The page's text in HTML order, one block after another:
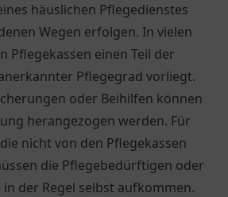
häuslichen Pflegedienstes
Wegen erfolgen. In vielen
Pflegekassen einen Teil der
Pflegegrad vorliegt.
oder Beihilfen können
herangezogen werden. Für
nicht von den Pflegekassen
die Pflegebedürftigen oder
der Regel selbst aufkommen.